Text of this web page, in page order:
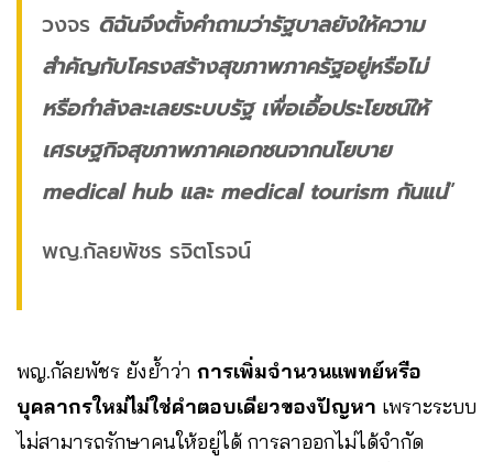
วงจร ดิฉันจึงตั้งคำถามว่ารัฐบาลยังให้ความ
สำคัญกับโครงสร้างสุขภาพภาครัฐอยู่หรือไม่
หรือกำลังละเลยระบบรัฐ เพื่อเอื้อประโยชน์ให้
เศรษฐกิจสุขภาพภาคเอกชนจากนโยบาย
medical hub และ medical tourism กันแน่”
พญ.กัลยพัชร รจิตโรจน์
พญ.กัลยพัชร ยังย้ำว่า การเพิ่มจำนวนแพทย์หรือ
บุคลากรใหม่ไม่ใช่คำตอบเดียวของปัญหา เพราะระบบ
ไม่สามารถรักษาคนให้อยู่ได้ การลาออกไม่ได้จำกัด